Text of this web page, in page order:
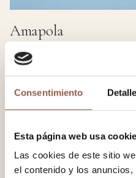
Consentimiento
Esta página web usa
Las cookies de este sitio
el contenido y los
Amapola
38.00 EUR
− +
detail with chain.